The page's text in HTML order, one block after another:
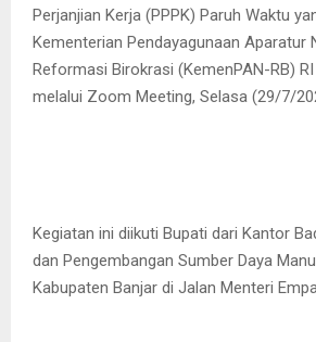
Perjanjian Kerja (PPPK) Paruh Waktu
Kementerian Pendayagunaan Aparatur
Reformasi Birokrasi (KemenPAN-RB)
melalui Zoom Meeting, Selasa (29/7/
Kegiatan ini diikuti Bupati dari Kantor
dan Pengembangan Sumber Daya
Kabupaten Banjar di Jalan Menteri